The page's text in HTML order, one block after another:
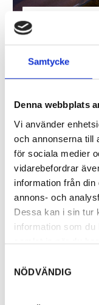
Samtycke
Denna webbplats
Vi använder
och annonserna till
för sociala medier
vidarebefordrar
information från
annons- och
Dessa kan i sin tur
information som du
samlat in när du
NÖDVÄNDIG
Utforska,
Här väntar
minnesvärda
att hålla fast